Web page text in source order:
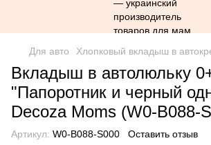
Для авто Хлопковый вкладыш в
Вкладыш в автолюльку
"Папоротник и черный
Decoza Moms (W0-В088-
Артикул: W0-В088-S000 Оставить отзыв